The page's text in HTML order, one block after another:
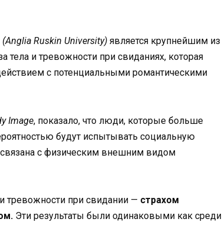
Ruskin University) является крупнейшим из
и тревожности при свиданиях, которая
с потенциальными романтическими
Image, показало, что люди, которые больше
будут испытывать социальную
связана с физическим внешним видом
тревожности при свидании — страхом
Эти результаты были одинаковыми как среди